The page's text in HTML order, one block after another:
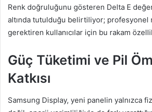
Renk doğruluğunu gösteren Delta E
altında tutulduğu belirtiliyor; profesyonel
gerektiren kullanıcılar için bu rakam
Güç Tüketimi ve Pil
Katkısı
Samsung Display, yeni panelin yalnızca